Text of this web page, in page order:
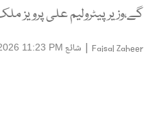
گے،وزیر پیٹرولیم علی پرویز
Faisal Zaheer
| شائع 11:23 PM